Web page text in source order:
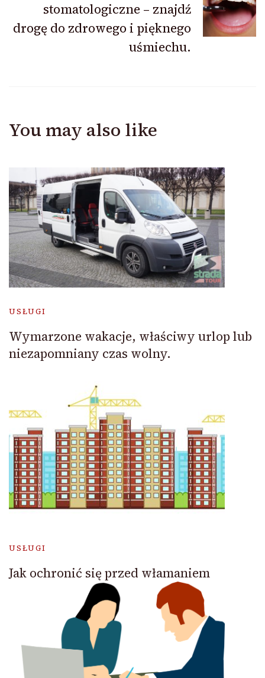
stomatologiczne – znajdź
drogę do zdrowego i pięknego
uśmiechu.
You may also like
USŁUGI
Wymarzone wakacje, właściwy urlop lub
niezapomniany czas wolny.
USŁUGI
Jak ochronić się przed włamaniem